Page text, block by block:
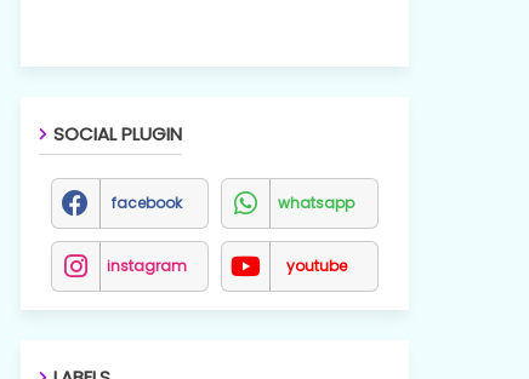
SOCIAL PLUGIN
facebook whatsapp
instagram youtube